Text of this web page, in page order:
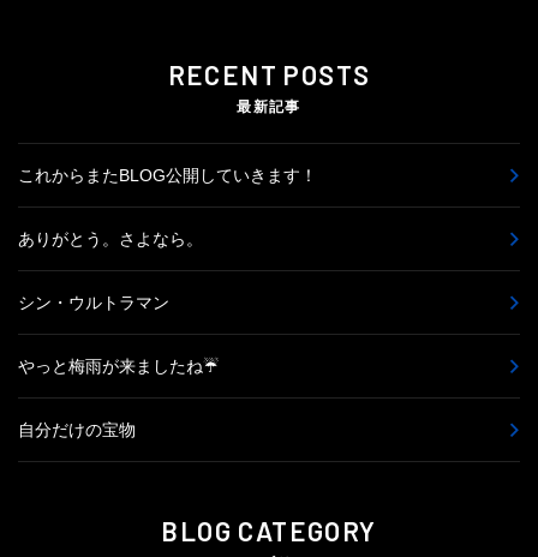
RECENT POSTS
最新記事
これからまたBLOG公開していきます！
ありがとう。さよなら。
シン・ウルトラマン
やっと梅雨が来ましたね☔
自分だけの宝物
BLOG CATEGORY